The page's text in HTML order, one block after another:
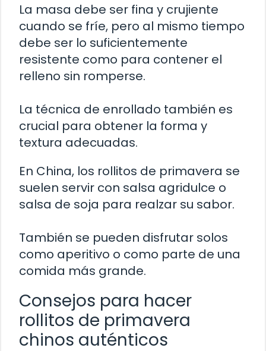
La masa debe ser fina y crujiente
cuando se fríe, pero al mismo tiempo
debe ser lo suficientemente
resistente como para contener el
relleno sin romperse.
La técnica de enrollado también es
crucial para obtener la forma y
textura adecuadas.
En China, los rollitos de primavera se
suelen servir con salsa agridulce o
salsa de soja para realzar su sabor.
También se pueden disfrutar solos
como aperitivo o como parte de una
comida más grande.
Consejos para hacer
rollitos de primavera
chinos auténticos